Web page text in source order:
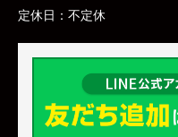
定休日： 不定休